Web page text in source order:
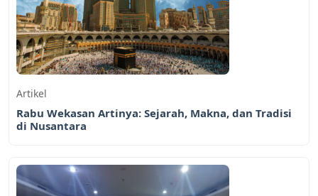
Artikel
Rabu Wekasan Artinya: Sejarah, Makna, dan Tradisi
di Nusantara